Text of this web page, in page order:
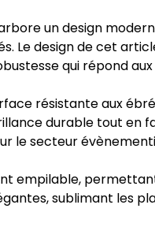
un design
Le design de cet
qui répond
résistante aux
durable tout
le secteur
empilable,
sublimant les